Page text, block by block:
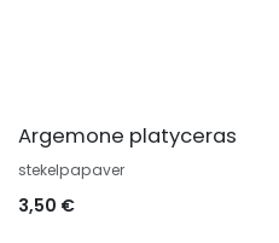
Argemone platyceras
stekelpapaver
3,50 €